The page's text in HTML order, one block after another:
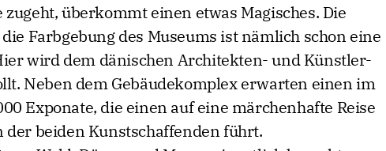
zugeht, überkommt einen etwas Magisches. Die
Farbgebung des Museums ist nämlich schon eine
wird dem dänischen Architekten- und Künstler-
Neben dem Gebäudekomplex erwarten einen im
Exponate, die einen auf eine märchenhafte Reise
der beiden Kunstschaffenden führt.